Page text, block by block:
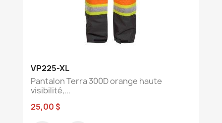
VP225-XL
Pantalon Terra 300D orange haute
visibilité,...
25,00 $